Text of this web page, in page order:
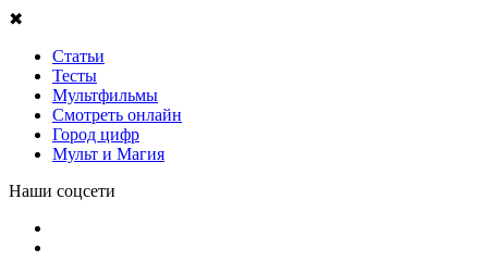
✖
Статьи
Тесты
Мультфильмы
Смотреть онлайн
Город цифр
Мульт и Магия
Наши соцсети